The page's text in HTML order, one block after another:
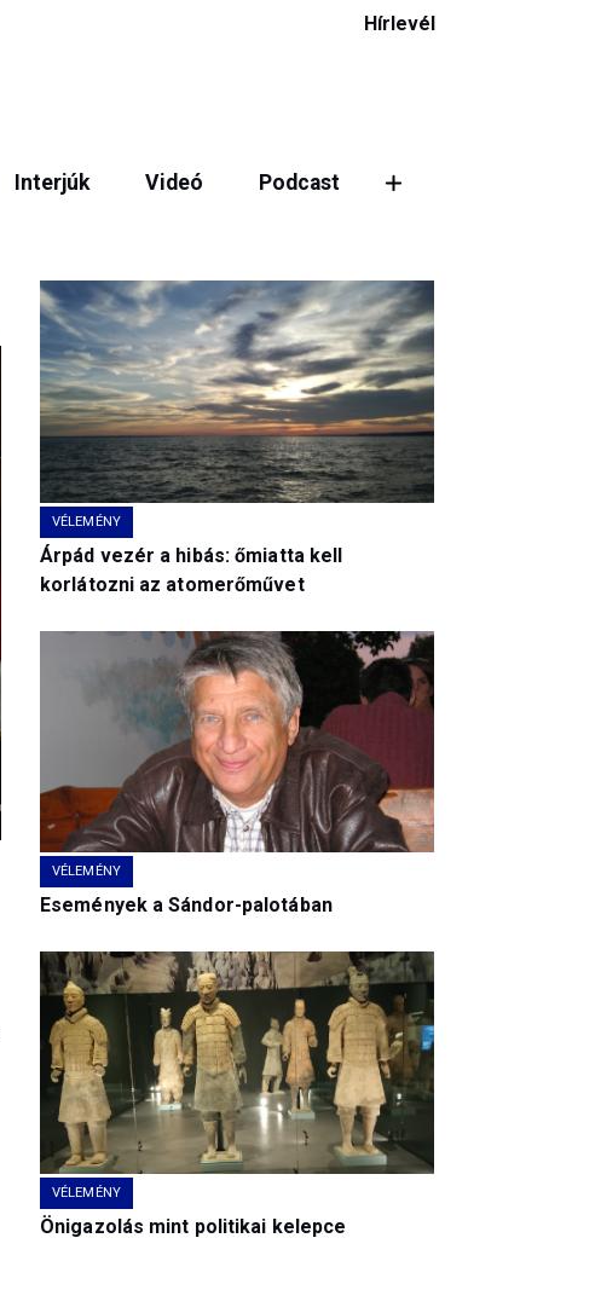
Hírlevél
Interjúk Videó Podcast
VÉLEMÉNY
Árpád vezér a hibás: őmiatta kell
korlátozni az atomerőművet
VÉLEMÉNY
Események a Sándor-palotában
VÉLEMÉNY
Önigazolás mint politikai kelepce